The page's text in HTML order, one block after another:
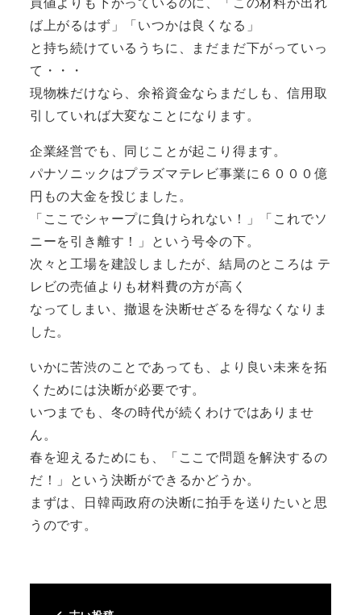
ば上がるはず」「いつかは良くなる」
と持ち続けているうちに、まだまだ下がっていっ
て・・・
現物株だけなら、余裕資金ならまだしも、信用取
引していれば大変なことになります。
企業経営でも、同じことが起こり得ます。
パナソニックはプラズマテレビ事業に６０００億
円もの大金を投じました。
「ここでシャープに負けられない！」「これでソ
ニーを引き離す！」という号令の下。
次々と工場を建設しましたが、結局のところは テ
レビの売値よりも材料費の方が高く
なってしまい、撤退を決断せざるを得なくなりま
した。
いかに苦渋のことであっても、より良い未来を拓
くためには決断が必要です。
いつまでも、冬の時代が続くわけではありませ
ん。
春を迎えるためにも、「ここで問題を解決するの
だ！」という決断ができるかどうか。
まずは、日韓両政府の決断に拍手を送りたいと思
うのです。